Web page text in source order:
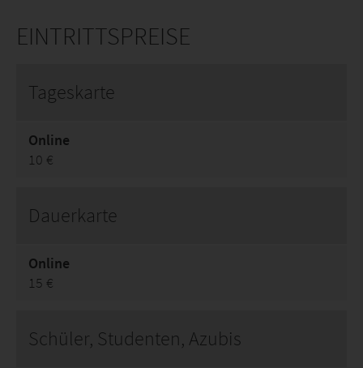
EINTRITTSPREISE
Tageskarte
Online
10 €
Dauerkarte
Online
15 €
Schüler, Studenten, Azubis